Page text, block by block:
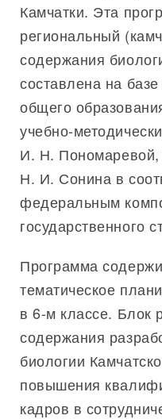
Камчатки. Эта
региональный
содержания
составлена на
общего
учебно-
И. Н.
Н. И. Сонина в
федеральным
государственного
Программа
тематическое
в 6-м классе. Блок
содержания
биологии
повышения
кадров в